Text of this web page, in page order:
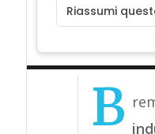
Riassumi
B